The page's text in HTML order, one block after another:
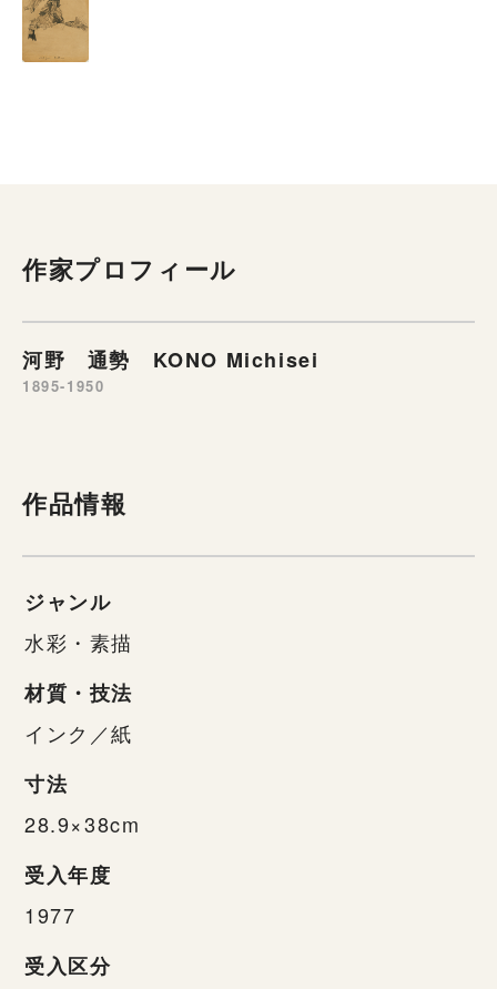
作家プロフィール
河野 通勢 KONO Michisei
1895-1950
作品情報
ジャンル
水彩・素描
材質・技法
インク／紙
寸法
28.9×38cm
受入年度
1977
受入区分